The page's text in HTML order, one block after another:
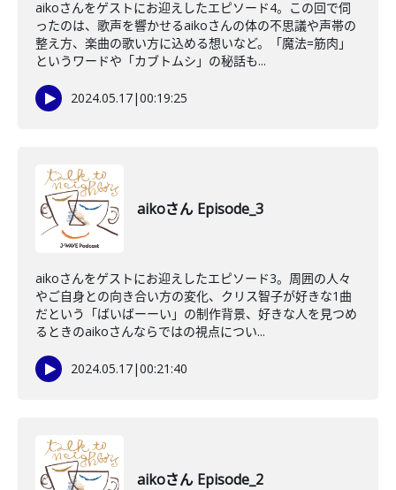
aikoさんをゲストにお迎えしたエピソード4。この回で伺
ったのは、歌声を響かせるaikoさんの体の不思議や声帯の
整え方、楽曲の歌い方に込める想いなど。「魔法=筋肉」
というワードや「カブトムシ」の秘話も...
2024.05.17|00:19:25
aikoさん Episode_3
aikoさんをゲストにお迎えしたエピソード3。周囲の人々
やご自身との向き合い方の変化、クリス智子が好きな1曲
だという「ばいばーーい」の制作背景、好きな人を見つめ
るときのaikoさんならではの視点につい...
2024.05.17|00:21:40
aikoさん Episode_2